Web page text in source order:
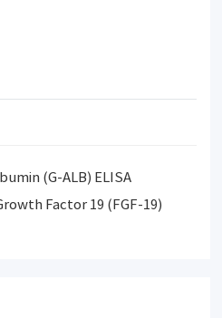
(G-ALB) ELISA
Factor 19 (FGF-19)